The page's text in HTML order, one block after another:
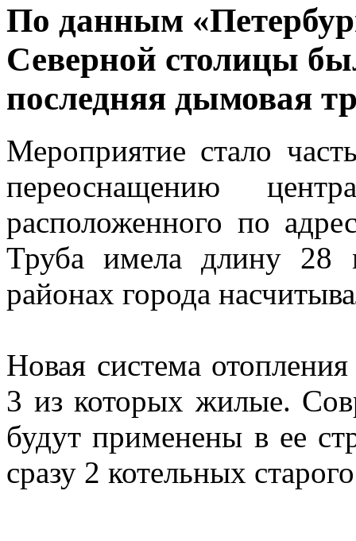
По данным
Северной столицы
последняя дымовая
Мероприятие стало
переоснащению
расположенного по
Труба имела длину 28
районах города
Новая система
3 из которых жилые.
будут применены в ее
сразу 2 котельных